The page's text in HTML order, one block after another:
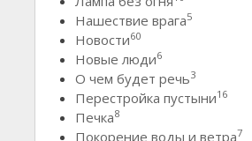
Нашествие врага5
Новости60
Новые люди6
О чем будет речь3
Перестройка пустыни16
Печка8
Покорение воды и ветра7